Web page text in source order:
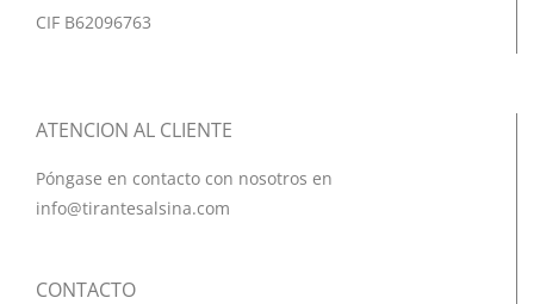
CIF B62096763
ATENCION AL CLIENTE
Póngase en contacto con nosotros en
info@tirantesalsina.com
CONTACTO